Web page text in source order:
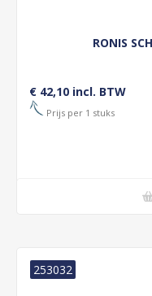
RONIS
€ 42,10 incl. BTW
Prijs per 1 stuks
253032